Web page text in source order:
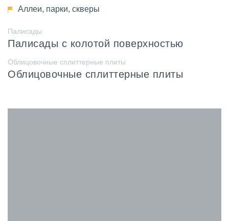
Аллеи, парки, скверы
Палисады
Палисады с колотой поверхностью
Облицовочные сплиттерные плиты
Облицовочные сплиттерные плиты